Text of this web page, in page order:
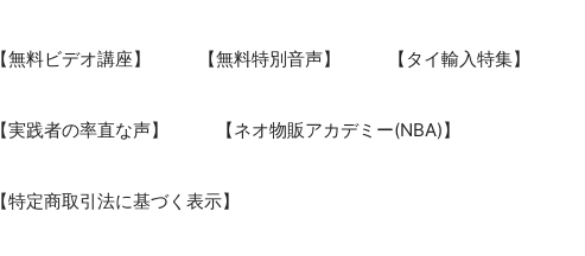
【無料ビデオ講座】 【無料特別音声】 【タイ輸入特集】
【実践者の率直な声】 【ネオ物販アカデミー(NBA)】
【特定商取引法に基づく表示】